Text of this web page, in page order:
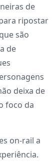
de
ripostar
são
de
deixa de
foco da
on-rail a